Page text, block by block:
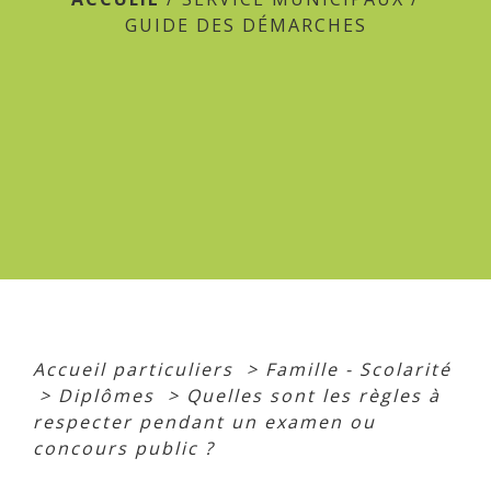
GUIDE DES DÉMARCHES
Accueil particuliers > Famille - Scolarité
> Diplômes > Quelles sont les règles à
respecter pendant un examen ou
concours public ?